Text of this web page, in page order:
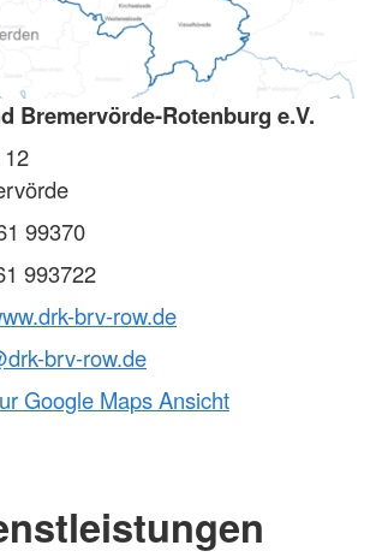
Bremervörde-Rotenburg e.V.
99370
993722
brv-row.de
brv-row.de
Google Maps Ansicht